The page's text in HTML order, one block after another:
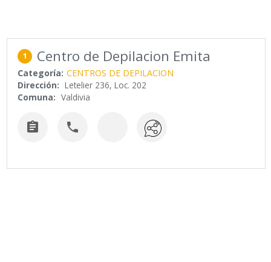
1 Centro de Depilacion Emita
Categoría: CENTROS DE DEPILACION
Dirección: Letelier 236, Loc. 202
Comuna: Valdivia
 